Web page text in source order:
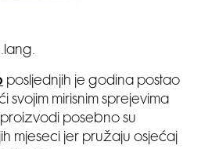
posljednjih je godina postao
svojim mirisnim sprejevima
posebno su
mjeseci jer pružaju osjećaj